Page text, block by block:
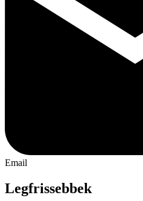
Email
Legfrissebbek